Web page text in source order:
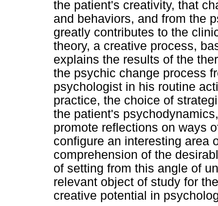
the patient's creativity, that
and behaviors, and from the
greatly contributes to the
theory, a creative process,
explains the results of the
the psychic change process
psychologist in his routine
practice, the choice of
the patient's
promote reflections on ways
configure an interesting area
comprehension of the
of setting from this angle of
relevant object of study for
creative potential in